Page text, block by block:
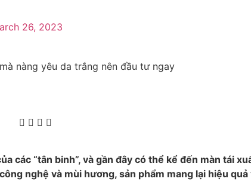
26, 2023
các “tân binh”, và gần đây có thể kể đến màn tái
nghệ và mùi hương, sản phẩm mang lại hiệu